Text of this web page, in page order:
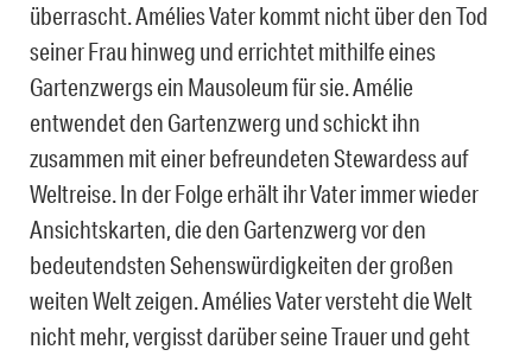
überrascht. Amélies Vater kommt nicht über den Tod
seiner Frau hinweg und errichtet mithilfe eines
Gartenzwergs ein Mausoleum für sie. Amélie
entwendet den Gartenzwerg und schickt ihn
zusammen mit einer befreundeten Stewardess auf
Weltreise. In der Folge erhält ihr Vater immer wieder
Ansichtskarten, die den Gartenzwerg vor den
bedeutendsten Sehenswürdigkeiten der großen
weiten Welt zeigen. Amélies Vater versteht die Welt
nicht mehr, vergisst darüber seine Trauer und geht